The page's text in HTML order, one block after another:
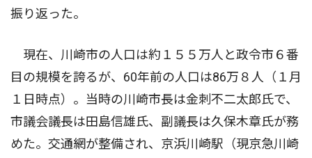
振り返った。
現在、川崎市の人口は約１５５万人と政令市６番
目の規模を誇るが、60年前の人口は86万８人（１月
１日時点）。当時の川崎市長は金刺不二太郎氏で、
市議会議長は田島信雄氏、副議長は久保木章氏が務
めた。交通網が整備され、京浜川崎駅（現京急川崎